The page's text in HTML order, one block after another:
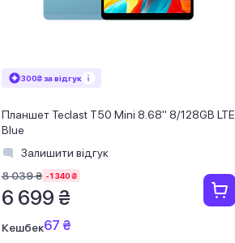
300₴ за відгук
Планшет Teclast T50 Mini 8.68" 8/128GB LTE
Blue
Залишити відгук
8 039 ₴ -1 340 ₴
6 699 ₴
Кешбек67 ₴